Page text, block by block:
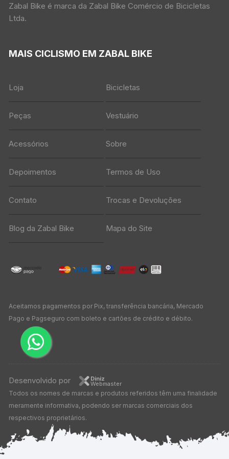
Zabal Bike é marca da Zabal Bike Comércio de Bicicletas
Ltda.
MAIS CICLISMO EM ZABAL BIKE
Loja Bicicletas
Peças Vestuário
Acessórios Sobre
Depoimentos Termos de Uso
Contato Trocas e Devoluções
Blog da Zabal Bike Mapa do Site
Aceitamos pagamentos por Pix, transferência bancária, Mercado
Pago e Pagseguro com boleto e cartões de crédito e débito.
Desenvolvido por Diniz
Webmaster
Todos os nomes de marcas e produtos referidos têm uma finalidade
meramente informativa, podendo ser marcas comerciais dos
respectivos proprietários.